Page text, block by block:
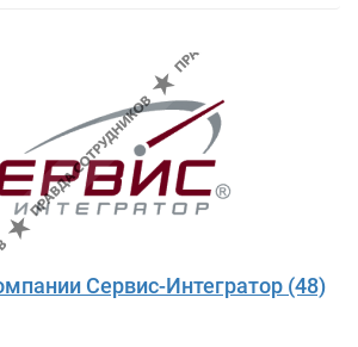
Сервис-Интегратор (48)